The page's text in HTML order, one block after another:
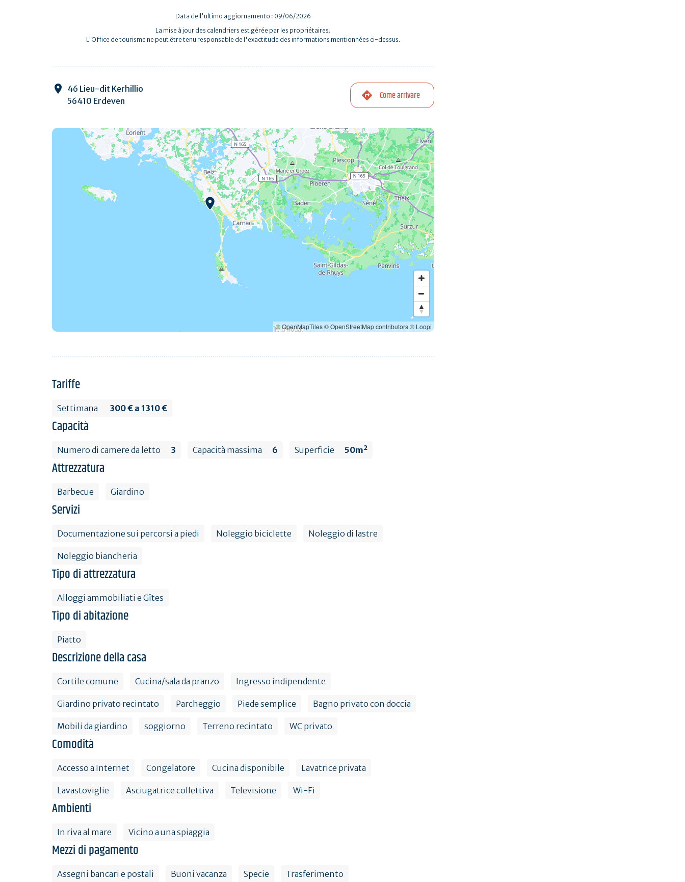
Data dell'ultimo aggiornamento : 09/06/2026
La mise à jour des calendriers est gérée par les propriétaires.
L'Office de tourisme ne peut être tenu responsable de l'exactitude des informations mentionnées ci-dessus.
46 Lieu-dit Kerhillio
56410 Erdeven
Come arrivare
© OpenMapTiles© OpenStreetMap contributors© Loopi
Tariffe
Settimana 300 € a 1310 €
Capacità
Numero di camere da letto 3 Capacità massima 6 Superficie 50m²
Attrezzatura
Barbecue Giardino
Servizi
Documentazione sui percorsi a piedi Noleggio biciclette Noleggio di lastre
Noleggio biancheria
Tipo di attrezzatura
Alloggi ammobiliati e Gîtes
Tipo di abitazione
Piatto
Descrizione della casa
Cortile comune Cucina/sala da pranzo Ingresso indipendente
Giardino privato recintato Parcheggio Piede semplice Bagno privato con doccia
Mobili da giardino soggiorno Terreno recintato WC privato
Comodità
Accesso a Internet Congelatore Cucina disponibile Lavatrice privata
Lavastoviglie Asciugatrice collettiva Televisione Wi-Fi
Ambienti
In riva al mare Vicino a una spiaggia
Mezzi di pagamento
Assegni bancari e postali Buoni vacanza Specie Trasferimento